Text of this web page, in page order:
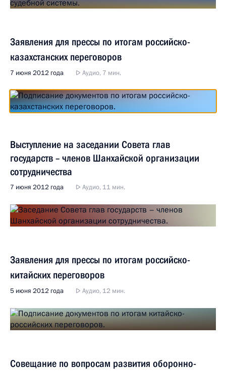
Заявления для прессы по итогам российско-
казахстанских переговоров
7 июня 2012 года Аудио, 7 мин.
Выступление на заседании Совета глав
государств – членов Шанхайской организации
сотрудничества
7 июня 2012 года Аудио, 11 мин.
Заявления для прессы по итогам российско-
китайских переговоров
5 июня 2012 года Аудио, 12 мин.
Совещание по вопросам развития оборонно-